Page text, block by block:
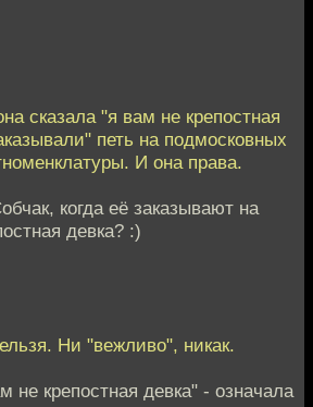
сказала "я вам не крепостная
петь на подмосковных
И она права.
когда её заказывают на
девка? :)
Ни "вежливо", никак.
не крепостная девка" - означала